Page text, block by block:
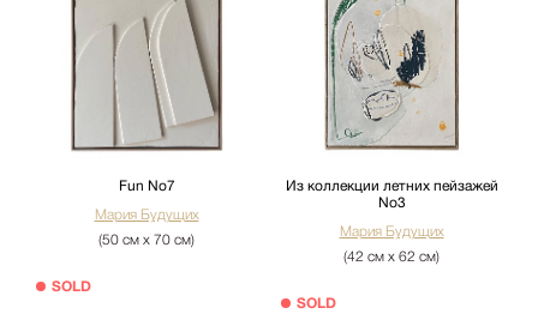
Fun No7
Мария Будущих
(50 см х 70 см)
SOLD
Из коллекции летних пейзажей
No3
Мария Будущих
(42 см х 62 см)
SOLD